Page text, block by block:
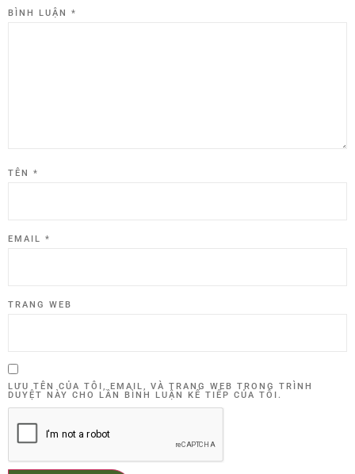
BÌNH LUẬN *
TÊN *
EMAIL *
TRANG WEB
LƯU TÊN CỦA TÔI, EMAIL, VÀ TRANG WEB TRONG TRÌNH
DUYỆT NÀY CHO LẦN BÌNH LUẬN KẾ TIẾP CỦA TÔI.